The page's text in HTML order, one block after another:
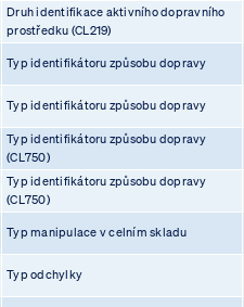
Druh identifikace aktivního dopravního
prostředku (CL219)
Typ identifikátoru způsobu dopravy
Typ identifikátoru způsobu dopravy
Typ identifikátoru způsobu dopravy
(CL750)
Typ identifikátoru způsobu dopravy
(CL750)
Typ manipulace v celním skladu
Typ odchylky